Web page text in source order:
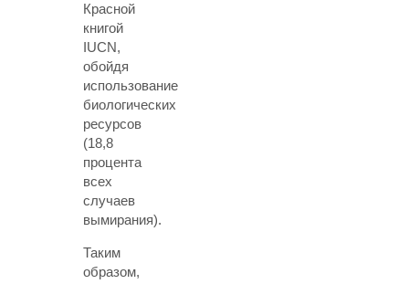
Красной
книгой
IUCN,
обойдя
использование
биологических
ресурсов
(18,8
процента
всех
случаев
вымирания).
Таким
образом,